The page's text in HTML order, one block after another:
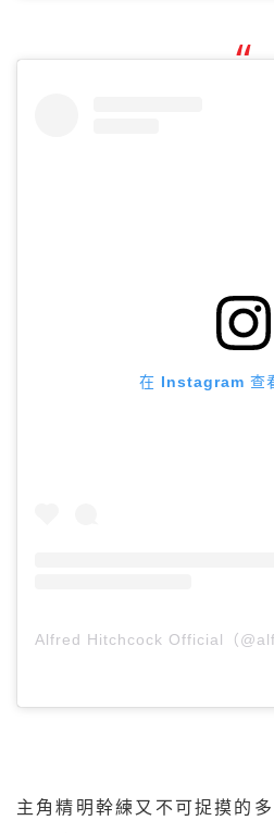
在 Instagram 查
主角精明幹練又不可捉摸的